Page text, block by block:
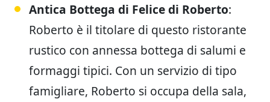
Antica Bottega di Felice di Roberto:
Roberto è il titolare di questo ristorante
rustico con annessa bottega di salumi e
formaggi tipici. Con un servizio di tipo
famigliare, Roberto si occupa della sala,